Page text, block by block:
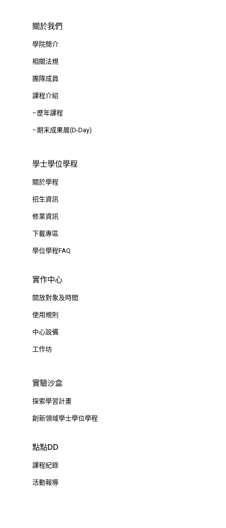
關於我們
學院簡介
相關法規
團隊成員
課程介紹
–歷年課程
–期末成果展(D-Day)
學士學位學程
關於學程
招生資訊
修業資訊
下載專區
學位學程FAQ
實作中心
開放對象及時間
使用規則
中心設備
工作坊
實驗沙盒
探索學習計畫
創新領域學士學位學程
點點DD
課程紀錄
活動報導